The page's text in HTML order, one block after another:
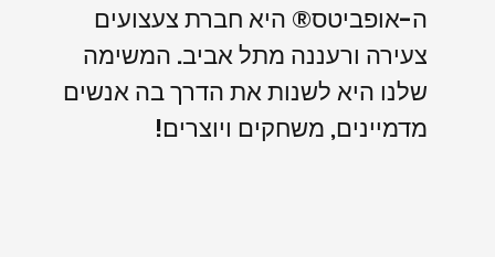
ה-אופביטס® היא חברת צעצועים
צעירה ורעננה מתל אביב. המשימה
שלנו היא לשנות את הדרך בה אנשים
מדמיינים, משחקים ויוצרים!